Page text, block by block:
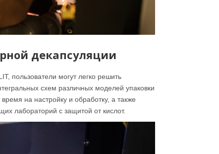
декапсуляции
пользователи могут легко решить
схем различных моделей упаковки
на настройку и обработку, а также
лабораторий с защитой от кислот.